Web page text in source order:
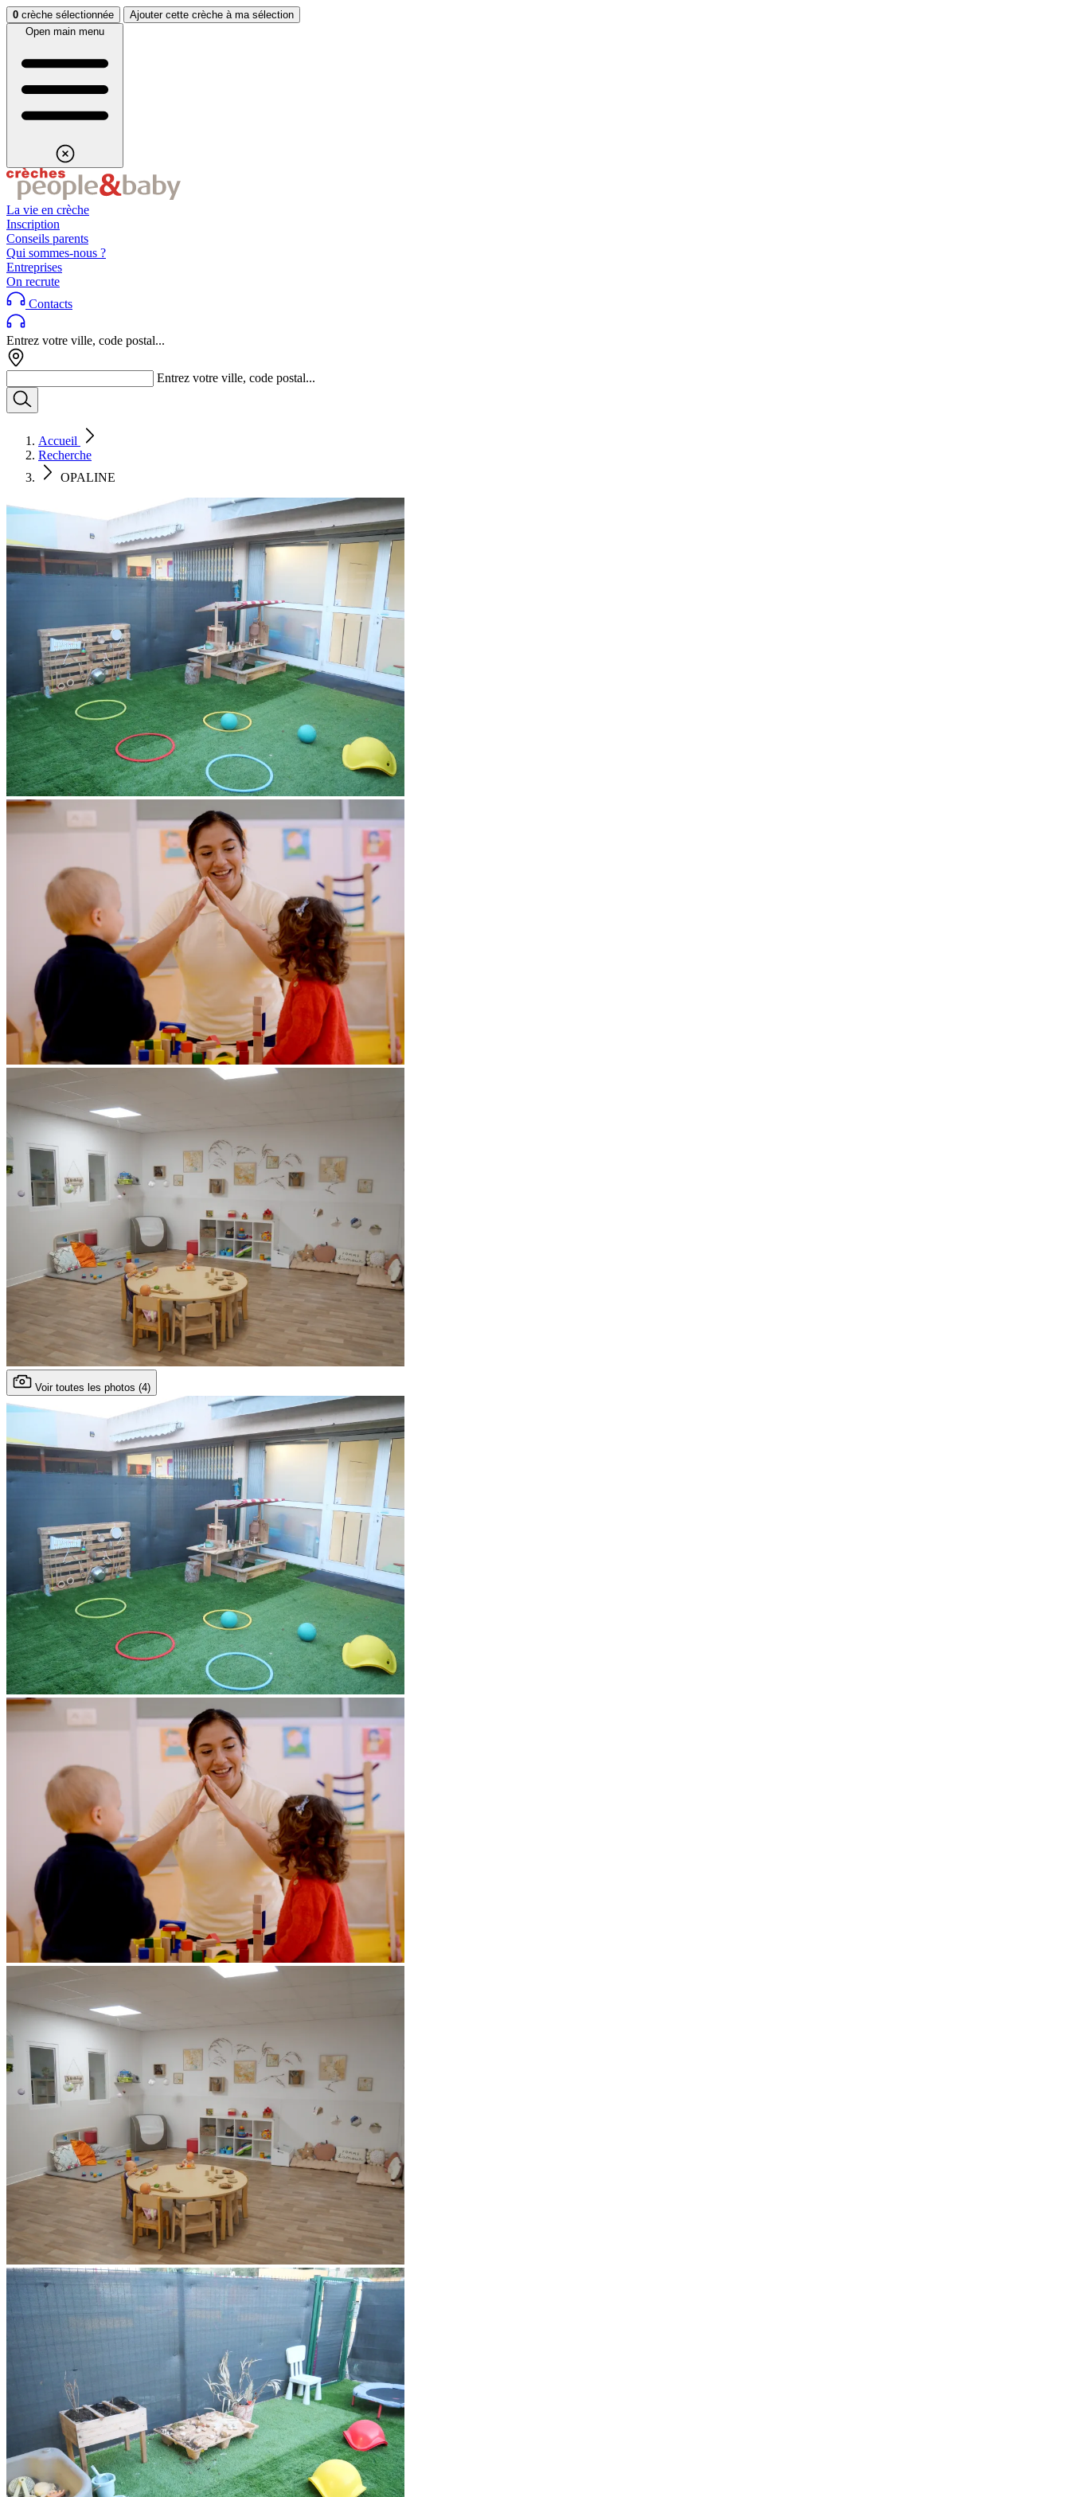
Aller au contenuAller au footer
0 crèche sélectionnée
Ajouter cette crèche à ma sélection
Open main menu
La vie en crèche
Inscription
Conseils parents
Qui sommes-nous ?
Entreprises
On recrute
Contacts
Entrez votre ville, code postal...
Entrez votre ville, code postal...
Accueil
Recherche
OPALINE
Voir toutes les photos (4)